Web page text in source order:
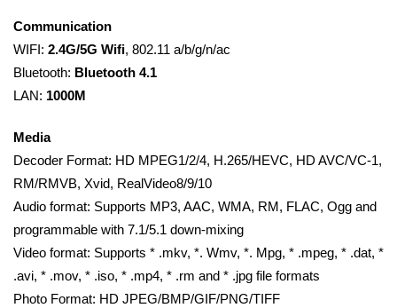
Communication
WIFI: 2.4G/5G Wifi, 802.11 a/b/g/n/ac
Bluetooth: Bluetooth 4.1
LAN: 1000M
Media
Decoder Format: HD MPEG1/2/4, H.265/HEVC, HD AVC/VC-1,
RM/RMVB, Xvid, RealVideo8/9/10
Audio format: Supports MP3, AAC, WMA, RM, FLAC, Ogg and
programmable with 7.1/5.1 down-mixing
Video format: Supports * .mkv, *. Wmv, *. Mpg, * .mpeg, * .dat, *
.avi, * .mov, * .iso, * .mp4, * .rm and * .jpg file formats
Photo Format: HD JPEG/BMP/GIF/PNG/TIFF